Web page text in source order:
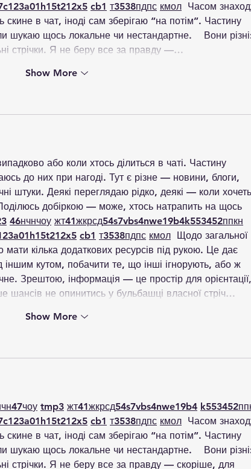
c123a01 h15t212x5 cb1 т3538пдпс кмол
Часом
скине в чат, іноді сам зберігаю “на потім”. Частину
шукаю щось локальне чи нестандартне.    Вони
стрічки. Я не беру все за правду —…
Show More
або коли хтось ділиться в чаті. Частину
до них при нагоді. Тут є різне — новини, блоги,
штуки. Деякі переглядаю рідко, деякі — коли
добіркою — може, хтось натрапить на щось
46нчнчоу жт41жкрсд54s7vbs4nwe19b4k553452ппкн
a01 h15t212x5 cb1 т3538пдпс кмол
  Щодо загальної
мати кілька додаткових ресурсів під рукою. Це дає
іншим кутом, побачити те, що інші ігнорують, або ж
Зрештою, інформація — це простір для орієнтації,
не опинитись у бульбашці власної стріч…
Show More
чн47чоу tmp3 жт41жкрсд54s7vbs4nwe19b4 k553452пп
c123a01 h15t212x5 cb1 т3538пдпс кмол
Часом
скине в чат, іноді сам зберігаю “на потім”. Частину
шукаю щось локальне чи нестандартне.    Вони
стрічки. Я не беру все за правду — скоріше, для